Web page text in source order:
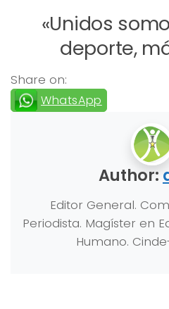
«Unidos
deporte,
Share on:
WhatsApp
Author:
Editor General.
Periodista. Magíster en
Humano.